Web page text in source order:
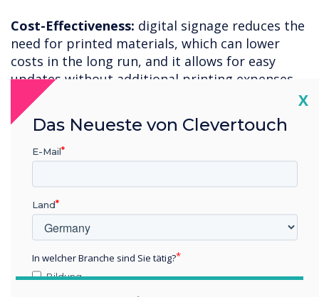
Cost-Effectiveness: digital signage reduces the
need for printed materials, which can lower
costs in the long run, and it allows for easy
updates without additional printing expenses.
In essence, digital signage engagement has
been shown to deliver perceived lower waiting
times, increase knowledge and potential
investment sales, and create a better overall
customer satisfaction experience.
As financial institutes continue to evolve with
technology, they can significantly enhance
operations to deliver a more informative,
welcoming, and efficient environment that
meets the needs of their customers.
X
Das Neueste von Clevertouch
E-Mail
Land
In welcher Branche sind Sie tätig?
Bildung